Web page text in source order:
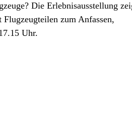
Die Erlebnisausstellung
zum Anfassen,
Uhr.